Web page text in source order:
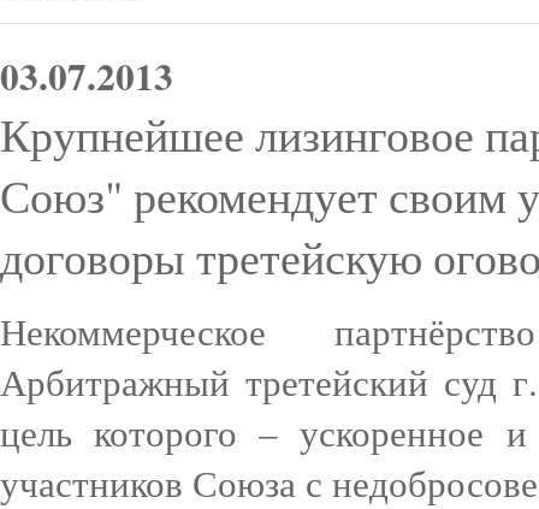
03.07.2013
Крупнейшее лизинговое
Союз" рекомендует своим
договоры третейскую
Некоммерческое
Арбитражный третейский суд
цель которого – ускоренное
участников Союза с